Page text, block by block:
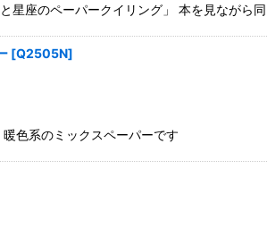
ペーパークイリング」 本を見ながら同
[Q2505N]
系のミックスペーパーです